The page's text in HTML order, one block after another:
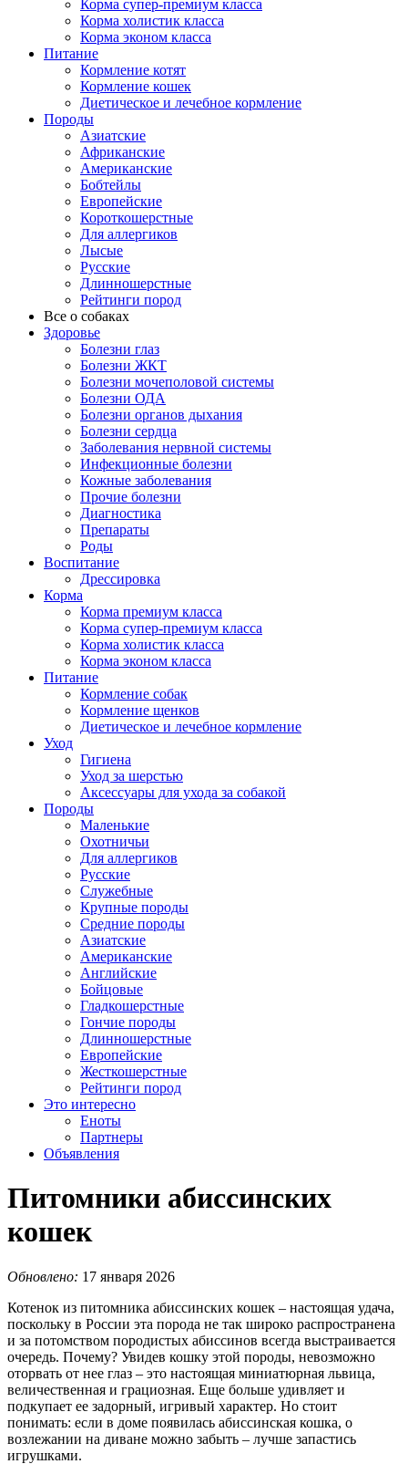
Корма супер-премиум класса
Корма холистик класса
Корма эконом класса
Питание
Кормление котят
Кормление кошек
Диетическое и лечебное кормление
Породы
Азиатские
Африканские
Американские
Бобтейлы
Европейские
Короткошерстные
Для аллергиков
Лысые
Русские
Длинношерстные
Рейтинги пород
Все о собаках
Здоровье
Болезни глаз
Болезни ЖКТ
Болезни мочеполовой системы
Болезни ОДА
Болезни органов дыхания
Болезни сердца
Заболевания нервной системы
Инфекционные болезни
Кожные заболевания
Прочие болезни
Диагностика
Препараты
Роды
Воспитание
Дрессировка
Корма
Корма премиум класса
Корма супер-премиум класса
Корма холистик класса
Корма эконом класса
Питание
Кормление собак
Кормление щенков
Диетическое и лечебное кормление
Уход
Гигиена
Уход за шерстью
Аксессуары для ухода за собакой
Породы
Маленькие
Охотничьи
Для аллергиков
Русские
Служебные
Крупные породы
Средние породы
Азиатские
Американские
Английские
Бойцовые
Гладкошерстные
Гончие породы
Длинношерстные
Европейские
Жесткошерстные
Рейтинги пород
Это интересно
Еноты
Партнеры
Объявления
Питомники абиссинских
кошек
Обновлено: 17 января 2026
Котенок из питомника абиссинских кошек – настоящая удача,
поскольку в России эта порода не так широко распространена
и за потомством породистых абиссинов всегда выстраивается
очередь. Почему? Увидев кошку этой породы, невозможно
оторвать от нее глаз – это настоящая миниатюрная львица,
величественная и грациозная. Еще больше удивляет и
подкупает ее задорный, игривый характер. Но стоит
понимать: если в доме появилась абиссинская кошка, о
возлежании на диване можно забыть – лучше запастись
игрушками.